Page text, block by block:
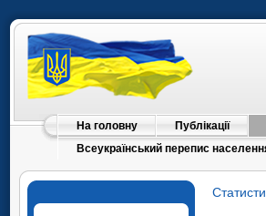
На головну Публікації
Всеукраїнський перепис